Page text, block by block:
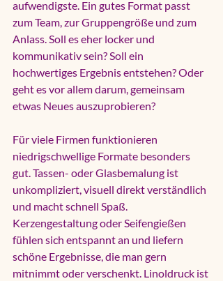
aufwendigste. Ein gutes Format passt
zum Team, zur Gruppengröße und zum
Anlass. Soll es eher locker und
kommunikativ sein? Soll ein
hochwertiges Ergebnis entstehen? Oder
geht es vor allem darum, gemeinsam
etwas Neues auszuprobieren?
Für viele Firmen funktionieren
niedrigschwellige Formate besonders
gut. Tassen- oder Glasbemalung ist
unkompliziert, visuell direkt verständlich
und macht schnell Spaß.
Kerzengestaltung oder Seifengießen
fühlen sich entspannt an und liefern
schöne Ergebnisse, die man gern
mitnimmt oder verschenkt. Linoldruck ist